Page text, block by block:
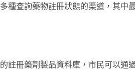
種查詢藥物註冊狀態的渠道，其中
註冊藥劑製品資料庫，市民可以通